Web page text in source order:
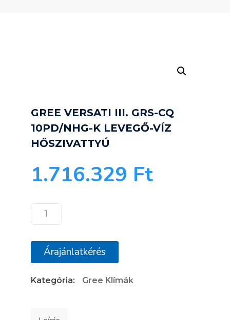
GREE VERSATI III. GRS-CQ
10PD/NHG-K LEVEGŐ-VÍZ
HŐSZIVATTYÚ
1.716.329 Ft
GREE
III.
GRS-
10PD/NHG-
Árajánlatkérés
Kategória: Gree Klímák